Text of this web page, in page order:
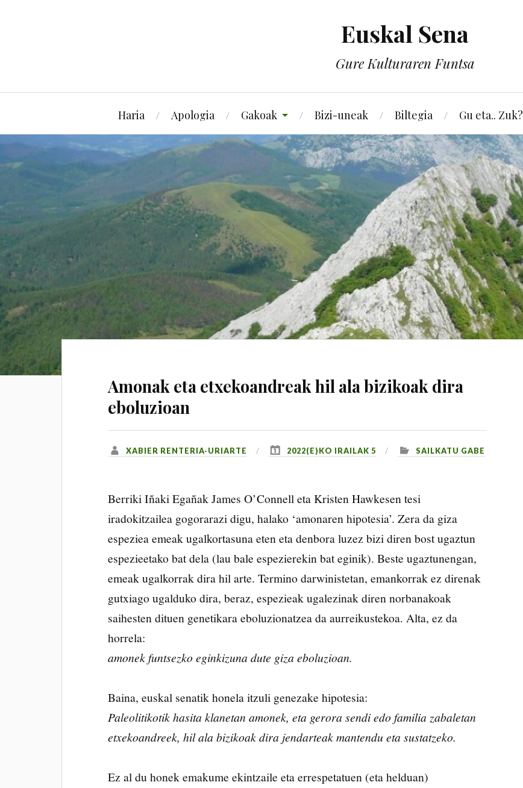
Euskal Sena
Gure Kulturaren Funtsa
Haria Apologia Gakoak Bizi-uneak Biltegia Gu eta.. Zuk?
Amonak eta etxekoandreak hil ala bizikoak dira
eboluzioan
XABIER RENTERIA-URIARTE 2022(E)KO IRAILAK 5 SAILKATU GABE
Berriki Iñaki Egañak James O’Connell eta Kristen Hawkesen tesi
iradokitzailea gogorarazi digu, halako ‘amonaren hipotesia’. Zera da giza
espeziea emeak ugalkortasuna eten eta denbora luzez bizi diren bost ugaztun
espezieetako bat dela (lau bale espezierekin bat eginik). Beste ugaztunengan,
emeak ugalkorrak dira hil arte. Termino darwinistetan, emankorrak ez direnak
gutxiago ugalduko dira, beraz, espezieak ugalezinak diren norbanakoak
saihesten dituen genetikara eboluzionatzea da aurreikustekoa. Alta, ez da
horrela:
amonek funtsezko eginkizuna dute giza eboluzioan.
Baina, euskal senatik honela itzuli genezake hipotesia:
Paleolitikotik hasita klanetan amonek, eta gerora sendi edo familia zabaletan
etxekoandreek, hil ala bizikoak dira jendarteak mantendu eta sustatzeko.
Ez al du honek emakume ekintzaile eta errespetatuen (eta helduan)